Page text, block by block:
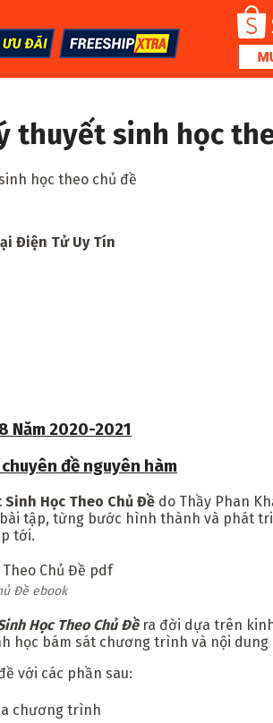
thuyết sinh học
Điện Tử Uy Tín
Năm 2020-2021
đề nguyên hàm
Học Theo Chủ Đề do Thầy Phan
tập, từng bước hình thành và phát
tới.
Đề ebook
Học Theo Chủ Đềra đời dựa trên kinh
học bám sát chương trình và nội dung
với các phần sau:
chương trình